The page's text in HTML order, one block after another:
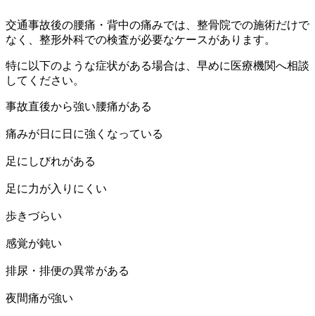
交通事故後の腰痛・背中の痛みでは、整骨院での施術だけで
なく、整形外科での検査が必要なケースがあります。
特に以下のような症状がある場合は、早めに医療機関へ相談
してください。
事故直後から強い腰痛がある
痛みが日に日に強くなっている
足にしびれがある
足に力が入りにくい
歩きづらい
感覚が鈍い
排尿・排便の異常がある
夜間痛が強い